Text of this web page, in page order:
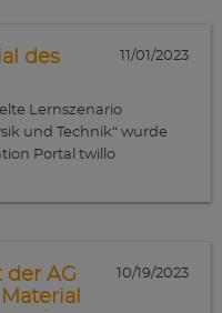
11/01/2023
des
Lernszenario
und Technik“ wurde
Portal twillo
10/19/2023
der AG